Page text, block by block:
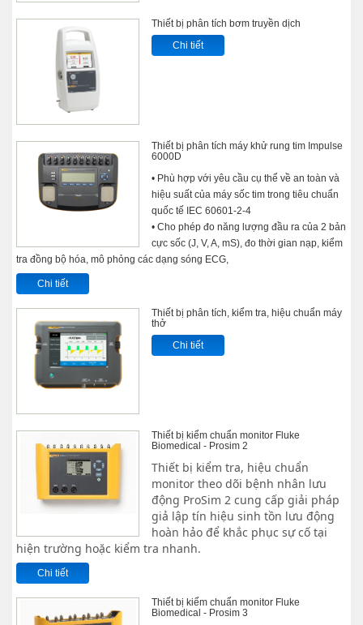
Thiết bị phân tích bơm truyền dịch
Chi tiết
Thiết bị phân tích máy khử rung tim Impulse
6000D
• Phù hợp với yêu cầu cụ thể về an toàn và
hiệu suất của máy sốc tim trong tiêu chuẩn
quốc tế IEC 60601-2-4
• Cho phép đo năng lượng đầu ra của 2 bản
cực sốc (J, V, A, mS), đo thời gian nạp, kiểm
tra đồng bộ hóa, mô phỏng các dạng sóng ECG,
Chi tiết
Thiết bị phân tích, kiểm tra, hiệu chuẩn máy
thở
Chi tiết
Thiết bị kiểm chuẩn monitor Fluke
Biomedical - Prosim 2
Thiết bị kiểm tra, hiệu chuẩn
monitor theo dõi bệnh nhân lưu
động ProSim 2 cung cấp giải pháp
giả lập tín hiệu sinh tồn lưu động
hoàn hảo để khắc phục sự cố tại
hiện trường hoặc kiểm tra nhanh.
Chi tiết
Thiết bị kiểm chuẩn monitor Fluke
Biomedical - Prosim 3